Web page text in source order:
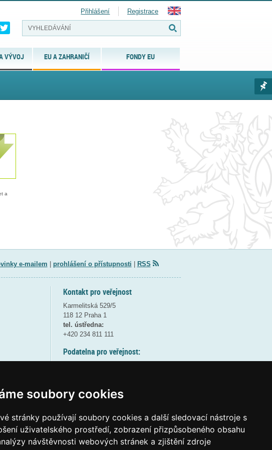
soubory cookies
stránky používají soubory cookies a další sledovací nástroje s
uživatelského prostředí, zobrazení přizpůsobeného obsahu
návštěvnosti webových stránek a zjištění zdroje
VÝVOJ EU A ZAHRANIČÍ FONDY EU
Přihlášení Registrace
a
e-mailem prohlášení o přístupnosti RSS
Kontakt pro veřejnost
Karmelitská 529/5
118 12 Praha 1
tel. ústředna:
+420 234 811 111
Podatelna pro veřejnost:
(více informací
Elektronická podatelna:
posta@msmtgov cz